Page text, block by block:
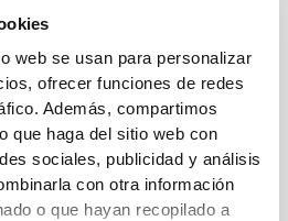
web se usan para personalizar
ofrecer funciones de redes
Además, compartimos
que haga del sitio web con
sociales, publicidad y análisis
con otra información
o que hayan recopilado a